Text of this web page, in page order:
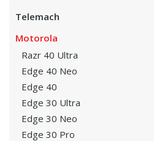
Telemach
Motorola
Razr 40 Ultra
Edge 40 Neo
Edge 40
Edge 30 Ultra
Edge 30 Neo
Edge 30 Pro